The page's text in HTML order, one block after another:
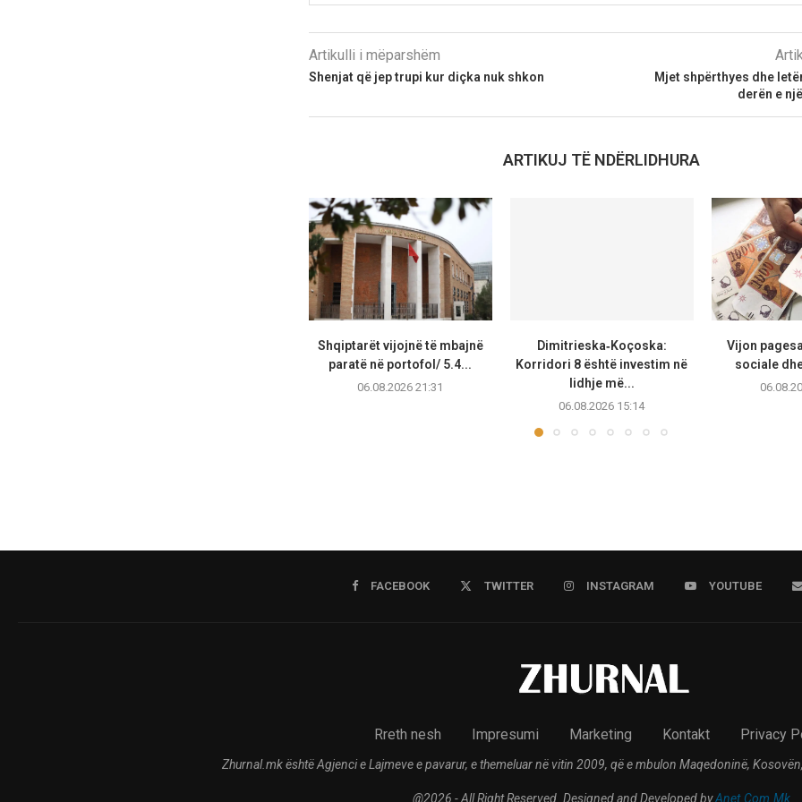
Artikulli i mëparshëm
Shenjat që jep trupi kur diçka nuk shkon
Mjet shpërthyes dhe
derën e
ARTIKUJ TË NDËRLIDHURA
Shqiptarët vijojnë të mbajnë
paratë në portofol/ 5.4...
06.08.2026 21:31
Dimitrieska‑Koçoska:
Korridori 8 është investim në
lidhje më...
06.08.2026 15:14
Vijon
sociale
FACEBOOK TWITTER INSTAGRAM YOUTUBE
Rreth nesh Impresumi Marketing Kontakt Privacy
Zhurnal.mk është Agjenci e Lajmeve e pavarur, e themeluar në vitin 2009, që e mbulon Maqedoninë,
@2026 - All Right Reserved. Designed and Developed byAnet.Com.Mk